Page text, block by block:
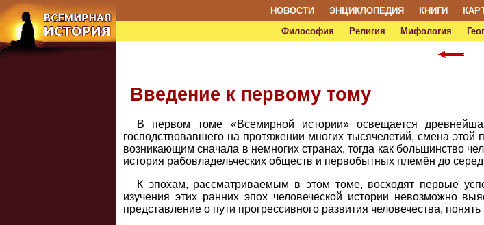
НОВОСТИ ЭНЦИКЛОПЕДИЯ КНИГИ
Философия
Религия Мифология
Введение к первому тому
В первом томе «Всемирной истории» освещается
господствовавшего на протяжении многих тысячелетий, смена
возникающим сначала в немногих странах, тогда как большинство
история рабовладельческих обществ и первобытных племён до
К эпохам, рассматриваемым в этом томе, восходят первые
изучения этих ранних эпох человеческой истории невозможно
представление о пути прогрессивного развития человечества,